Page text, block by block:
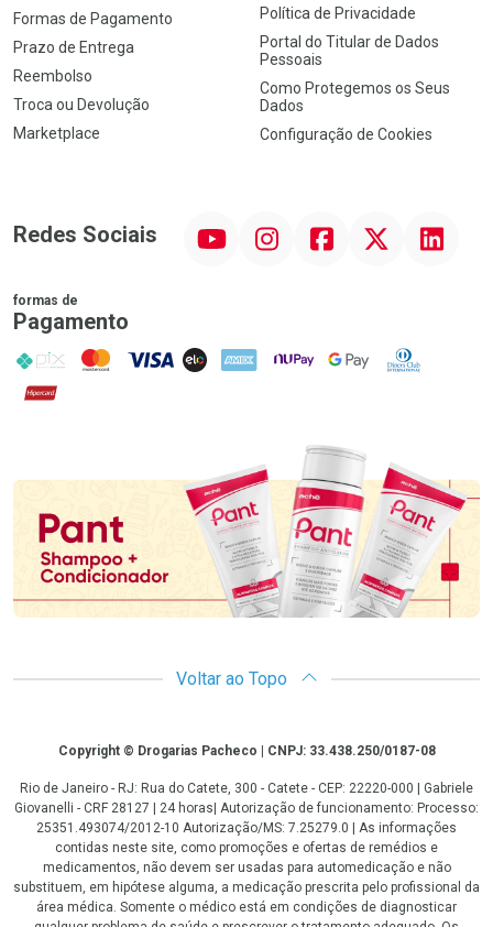
Formas de Pagamento
Prazo de Entrega
Reembolso
Troca ou Devolução
Marketplace
Política de Privacidade
Portal do Titular de Dados
Pessoais
Como Protegemos os Seus
Dados
Configuração de Cookies
Redes Sociais InstagramFacebookTwitter Linkedin
formas de
Pagamento
PIX MasterCard
VISA ELO AMEX NuPay Google PayDiners Club
Hipercard
Voltar ao Topo
CopyrightCopyright © Drogarias Pacheco | CNPJ: 33.438.250/0187-08
Rio de Janeiro - RJ: Rua do Catete, 300 - Catete - CEP: 22220-000 | Gabriele
Giovanelli - CRF 28127 | 24 horas| Autorização de funcionamento: Processo:
25351.493074/2012-10 Autorização/MS: 7.25279.0 | As informações
contidas neste site, como promoções e ofertas de remédios e
medicamentos, não devem ser usadas para automedicação e não
substituem, em hipótese alguma, a medicação prescrita pelo profissional da
área médica. Somente o médico está em condições de diagnosticar